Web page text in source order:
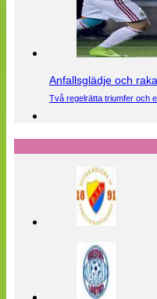
Anfallsglädje och
Två regelrätta triumfer och